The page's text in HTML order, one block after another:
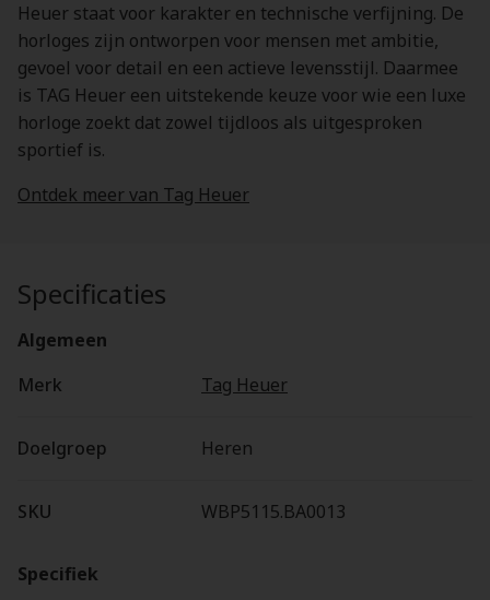
Heuer staat voor karakter en technische verfijning. De
horloges zijn ontworpen voor mensen met ambitie,
gevoel voor detail en een actieve levensstijl. Daarmee
is TAG Heuer een uitstekende keuze voor wie een luxe
horloge zoekt dat zowel tijdloos als uitgesproken
sportief is.
Ontdek meer van Tag Heuer
Specificaties
Algemeen
Merk
Tag Heuer
Doelgroep Heren
SKU WBP5115.BA0013
Specifiek